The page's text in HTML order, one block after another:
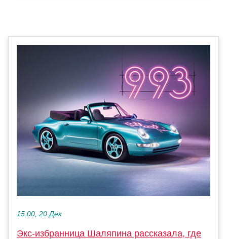
15:00, 20 Дек
Экс-избранница Шаляпина рассказала, где